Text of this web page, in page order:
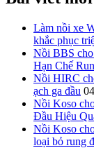
Làm nồi xe
khắc phục
Nồi BBS
Hạn Chế
Nồi HIRC
ạch ga đầu
Nồi Koso
Đầu Hiệu
Nồi Koso
loại bỏ rung